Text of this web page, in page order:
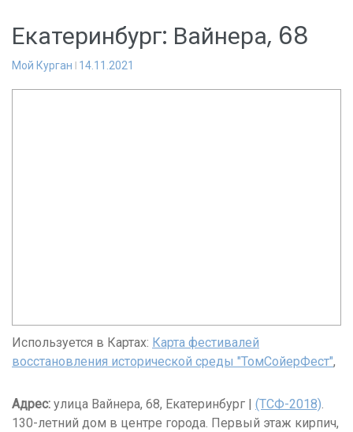
Екатеринбург: Вайнера, 68
Мой Курган 14.11.2021
Используется в Картах: Карта фестивалей
восстановления исторической среды "ТомСойерФест",
Адрес: улица Вайнера, 68, Екатеринбург | (ТСФ-2018).
130-летний дом в центре города. Первый этаж кирпич,